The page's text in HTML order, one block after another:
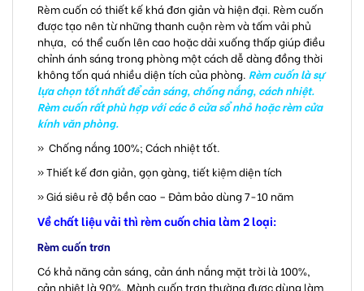
Rèm cuốn có thiết kế khá đơn giản và hiện đại. Rèm cuốn
được tạo nên từ những thanh cuộn rèm và tấm vải phủ
nhựa, có thể cuốn lên cao hoặc dải xuống thấp giúp điều
chỉnh ánh sáng trong phòng một cách dễ dàng đồng thời
không tốn quá nhiều diện tích của phòng. Rèm cuốn là sự
lựa chọn tốt nhất để cản sáng, chống nắng, cách nhiệt.
Rèm cuốn rất phù hợp với các ô cửa sổ nhỏ hoặc rèm cửa
kính văn phòng.
» Chống nắng 100%; Cách nhiệt tốt.
» Thiết kế đơn giản, gọn gàng, tiết kiệm diện tích
» Giá siêu rẻ độ bền cao – Đảm bảo dùng 7-10 năm
Về chất liệu vải thì rèm cuốn chia làm 2 loại:
Rèm cuốn trơn
Có khả năng cản sáng, cản ánh nắng mặt trời là 100%,
cản nhiệt là 90%. Mành cuốn trơn thường được dùng làm